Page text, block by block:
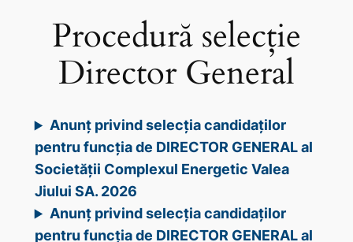
Procedură selecție
Director General
Anunț privind selecția candidaților
pentru funcția de DIRECTOR GENERAL al
Societății Complexul Energetic Valea
Jiului SA. 2026
Anunț privind selecția candidaților
pentru funcția de DIRECTOR GENERAL al